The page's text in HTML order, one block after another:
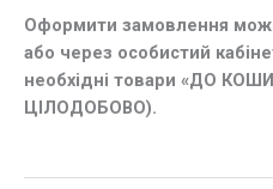
Оформити замовлення
або через особистий
необхідні товари «ДО
ЦІЛОДОБОВО).